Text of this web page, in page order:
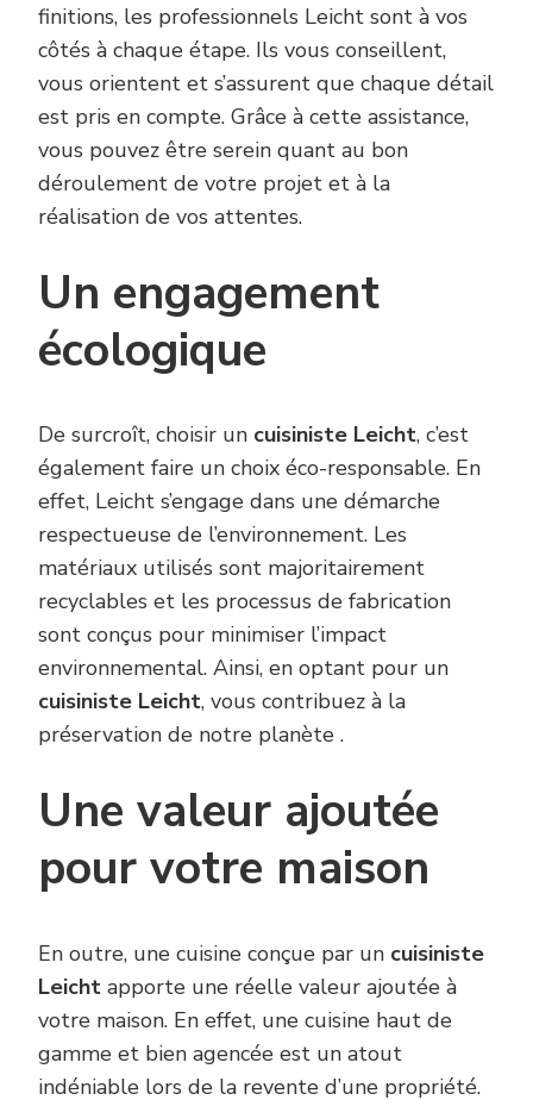
finitions, les professionnels Leicht sont à vos
côtés à chaque étape. Ils vous conseillent,
vous orientent et s’assurent que chaque détail
est pris en compte. Grâce à cette assistance,
vous pouvez être serein quant au bon
déroulement de votre projet et à la
réalisation de vos attentes.
Un engagement
écologique
De surcroît, choisir un cuisiniste Leicht, c’est
également faire un choix éco-responsable. En
effet, Leicht s’engage dans une démarche
respectueuse de l’environnement. Les
matériaux utilisés sont majoritairement
recyclables et les processus de fabrication
sont conçus pour minimiser l’impact
environnemental. Ainsi, en optant pour un
cuisiniste Leicht, vous contribuez à la
préservation de notre planète .
Une valeur ajoutée
pour votre maison
En outre, une cuisine conçue par un cuisiniste
Leicht apporte une réelle valeur ajoutée à
votre maison. En effet, une cuisine haut de
gamme et bien agencée est un atout
indéniable lors de la revente d’une propriété.